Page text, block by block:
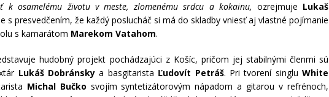
k osamelému životu v meste, zlomenému srdcu a kokainu, ozrejmuje Lukaš
s presvedčením, že každý poslucháč si má do skladby vniesť aj vlastné pojímanie
s kamarátom Marekom Vatahom.
hudobný projekt pochádzajúci z Košíc, pričom jej stabilnými členmi sú
Lukáš Dobránskya basgitarista Ľudovít Petráš. Pri tvorení singluWhite
Michal Bučko svojím syntetizátorovým nápadom a gitarou v refrénoch,